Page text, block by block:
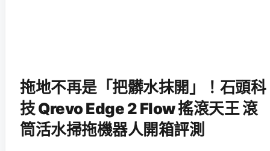
拖地不再是「把髒水抹開」！石頭科
技 Qrevo Edge 2 Flow 搖滾天王 滾
筒活水掃拖機器人開箱評測